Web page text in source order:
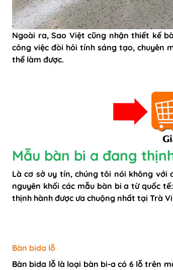
Ngoài ra, Sao Việt cũng nhận thiết kế
công việc đòi hỏi tính sáng tạo, chuyên
thể làm được.
Mẫu bàn bi a đang
Là cơ sở uy tín, chúng tôi nói không với
nguyên khối các mẫu bàn bi a từ quốc
thịnh hành được ưa chuộng nhất tại Trà
Bàn bida lỗ
Bàn bida lỗ là loại bàn bi-a có 6 lỗ trên